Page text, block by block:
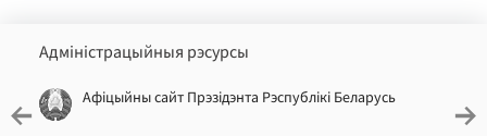
Адміністрацыйныя рэсурсы
Афіцыйны сайт Прэзідэнта Рэспублікі Беларусь